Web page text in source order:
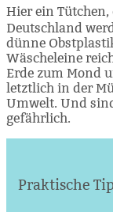
Hier ein Tütchen,
Deutschland
dünne
Wäscheleine
Erde zum Mond
letztlich in der
Umwelt. Und
gefährlich.
Praktische